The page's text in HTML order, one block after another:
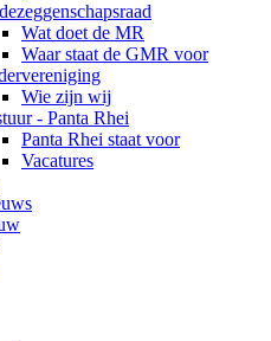
Wat doet de MR
Waar staat de GMR voor
Wie zijn wij
- Panta Rhei
Panta Rhei staat voor
Vacatures